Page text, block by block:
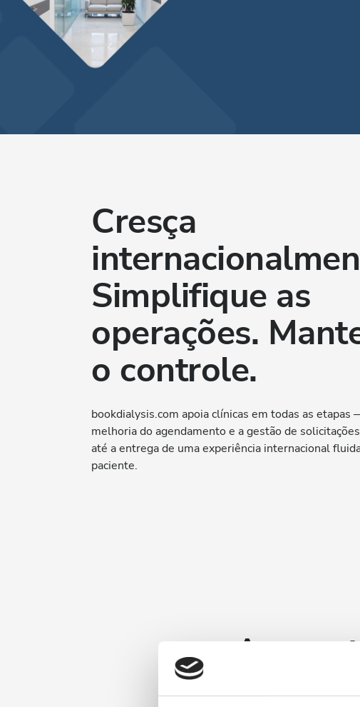
Cresça
Simplifique as
operações.
o controle.
bookdialysis.com apoia clínicas em todas as etapas
melhoria do agendamento e a gestão de
até a entrega de uma experiência internacional
paciente.